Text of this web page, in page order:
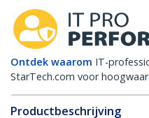
Ontdek waarom IT-
StarTech.com voor
Productbeschrijving